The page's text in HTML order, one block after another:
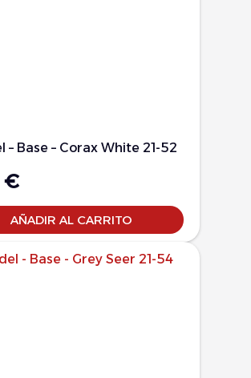
– Base – Corax White 21-52
€
AÑADIR AL CARRITO